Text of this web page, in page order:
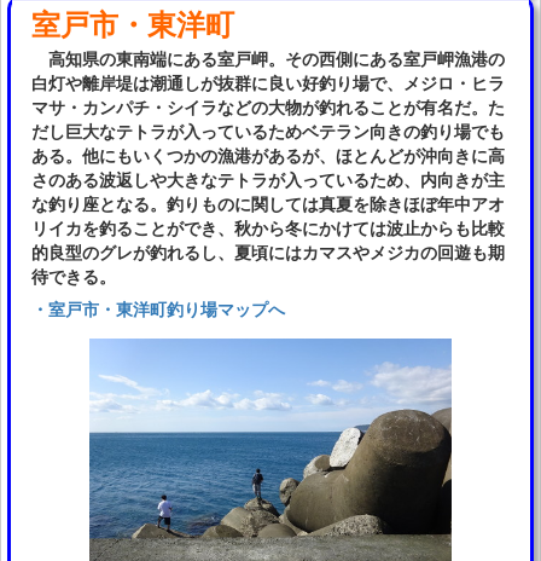
室戸市・東洋町
高知県の東南端にある室戸岬。その西側にある室戸岬漁港の
白灯や離岸堤は潮通しが抜群に良い好釣り場で、メジロ・ヒラ
マサ・カンパチ・シイラなどの大物が釣れることが有名だ。た
だし巨大なテトラが入っているためベテラン向きの釣り場でも
ある。他にもいくつかの漁港があるが、ほとんどが沖向きに高
さのある波返しや大きなテトラが入っているため、内向きが主
な釣り座となる。釣りものに関しては真夏を除きほぼ年中アオ
リイカを釣ることができ、秋から冬にかけては波止からも比較
的良型のグレが釣れるし、夏頃にはカマスやメジカの回遊も期
待できる。
・室戸市・東洋町釣り場マップへ